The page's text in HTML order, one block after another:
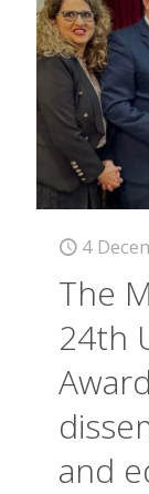
4
The
24th
and